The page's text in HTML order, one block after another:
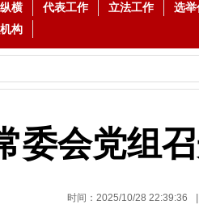
横 代表工作 立法工作
选举
构
委会党组
时间：2025/10/28 22:39:36